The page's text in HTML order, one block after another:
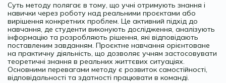
Суть методу полягає в тому, що учні отримують знання і
навички через роботу над реальними проєктами або
вирішення конкретних проблем. Це активний підхід до
навчання, де студенти виконують дослідження, аналізують
інформацію та розробляють рішення, які відповідають
поставленим завданням. Проєктне навчання орієнтоване
на практичну діяльність, що дозволяє учням застосовувати
теоретичні знання в реальних життєвих ситуаціях.
Основними перевагами методу є розвиток самостійності,
відповідальності та здатності працювати в команді.